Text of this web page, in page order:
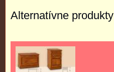
Alternatívne produkty